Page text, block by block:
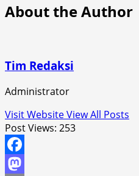
About the Author
Tim Redaksi
Administrator
Visit WebsiteView All Posts
Post Views: 253
Facebook